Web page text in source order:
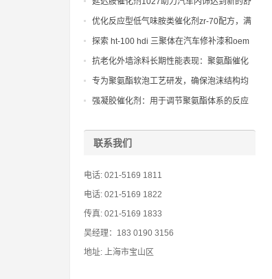
适标准，提供更加愉悦的驾乘体验
优化反应型低气味胺类催化剂zr-70配方，满
足不同聚氨酯体系的反应活性要求。
探索 ht-100 hdi 三聚体在汽车修补漆和oem
涂料中的应用
抗老化外墙涂料长期性能表现：聚氨酯催化
剂 异辛酸锌的应用研究
专为聚氨酯软泡工艺研发，确保泡沫结构均
匀细腻，提升产品整体品质的固化剂
强凝胶催化剂：用于调节聚氨酯体系的反应
联系我们
电话: 021-5169 1811
电话: 021-5169 1822
传真: 021-5169 1833
吴经理：183 0190 3156
地址: 上海市宝山区